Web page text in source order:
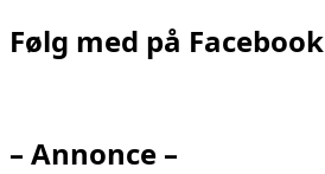
Følg med på Facebook
– Annonce –